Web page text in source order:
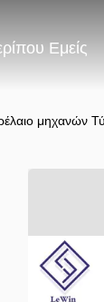
Εμείς
μηχανών